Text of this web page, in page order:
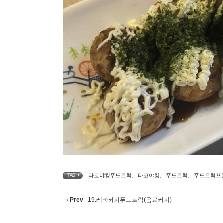
TAG • 타코야킹푸드트럭 타코야킹 푸드트럭 푸드트럭프
Prev 19.레바커피푸드트럭(음료커피)